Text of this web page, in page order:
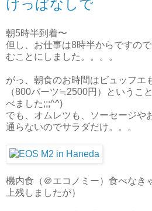
けっぱなしで
朝5時半到着〜
但し、お仕事は8時半からですの
むことにしました。。。。
がっ、朝食のお時間はビュッフエ
（800バーツ≒2500円）というこ
べました;;;^^)
でも、オムレツも、ソーセージや
通らないのでサラダだけ。。。
機内食（＠エコノミー）食べなき
上残しましたが）